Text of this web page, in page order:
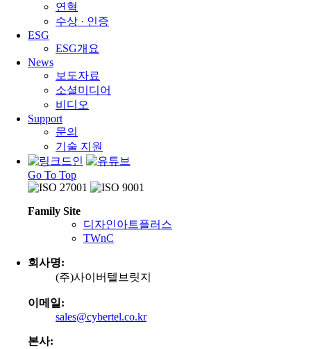
연혁
수상 · 인증
ESG
ESG개요
News
보도자료
소셜미디어
비디오
Support
문의
기술 지원
Go To Top
Family Site
디자인아트플러스
TWnC
회사명:
(주)사이버텔브릿지
이메일:
sales@cybertel.co.kr
본사: